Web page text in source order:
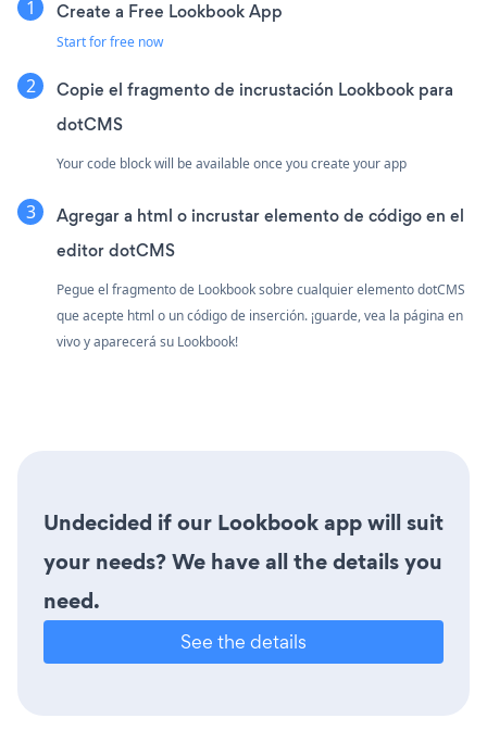
Create a Free Lookbook App
Start for free now
Copie el fragmento de incrustación Lookbook para
dotCMS
Your code block will be available once you create your app
Agregar a html o incrustar elemento de código en el
editor dotCMS
Pegue el fragmento de Lookbook sobre cualquier elemento dotCMS
que acepte html o un código de inserción. ¡guarde, vea la página en
vivo y aparecerá su Lookbook!
Undecided if our Lookbook app will suit
your needs? We have all the details you
need.
See the details